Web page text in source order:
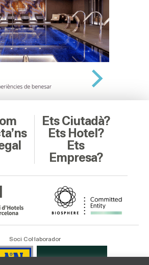
Ets Ciutadà?
Ets Hotel?
Ets
Empresa?
Soci Col·laborador